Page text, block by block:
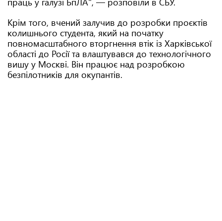
Крім того, вчений залучив до розробки проєктів
колишнього студента, який на початку
повномасштабного вторгнення втік із Харківської
області до Росії та влаштувався до технологічного
вишу у Москві. Він працює над розробкою
безпілотників для окупантів.